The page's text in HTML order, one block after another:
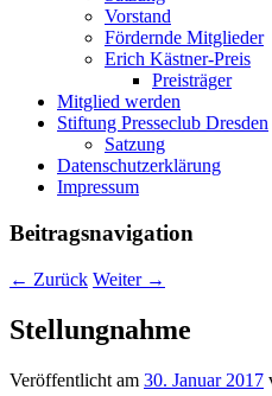
Vorstand
Fördernde Mitglieder
Erich Kästner-Preis
Preisträger
Mitglied werden
Stiftung Presseclub Dresden
Satzung
Datenschutzerklärung
Impressum
Beitragsnavigation
← Zurück Weiter →
Stellungnahme
Veröffentlicht am 30. Januar 2017